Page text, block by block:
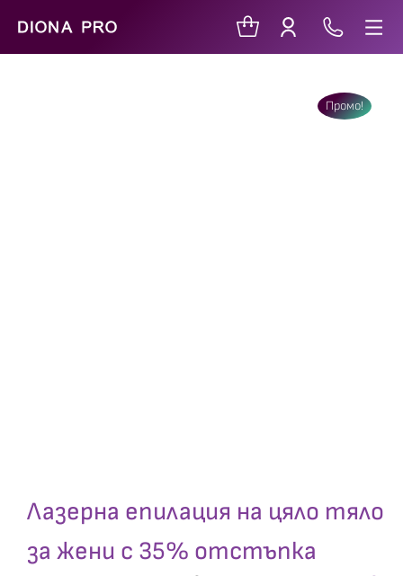
Промо!
Лазерна епилация на цяло тяло
за жени с 35% отстъпка